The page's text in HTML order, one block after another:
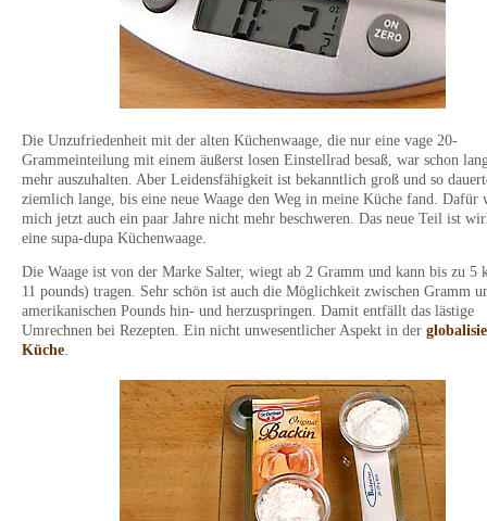
Die Unzufriedenheit mit der alten Küchenwaage, die nur eine vage 20-
Grammeinteilung mit einem äußerst losen Einstellrad besaß, war schon
mehr auszuhalten. Aber Leidensfähigkeit ist bekanntlich groß und so
ziemlich lange, bis eine neue Waage den Weg in meine Küche fand. Dafür
mich jetzt auch ein paar Jahre nicht mehr beschweren. Das neue Teil ist
eine supa-dupa Küchenwaage.
Die Waage ist von der Marke Salter, wiegt ab 2 Gramm und kann bis zu 5
11 pounds) tragen. Sehr schön ist auch die Möglichkeit zwischen Gramm
amerikanischen Pounds hin- und herzuspringen. Damit entfällt das lästige
Umrechnen bei Rezepten. Ein nicht unwesentlicher Aspekt in der
Küche